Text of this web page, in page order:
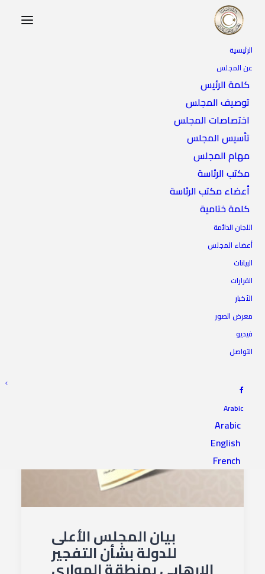
الرئيسية
عن المجلس
كلمة الرئيس
توصيف المجلس
اختصاصات المجلس
تأسيس المجلس
مهام المجلس
مكتب الرئاسة
أعضاء مكتب الرئاسة
كلمة ختامية
اللجان الدائمة
أعضاء المجلس
البيانات
القرارات
الأخبار
معرض الصور
فيديو
التواصل
Arabic
Arabic
English
French
بيان المجلس الأعلى
للدولة بشأن التفجير